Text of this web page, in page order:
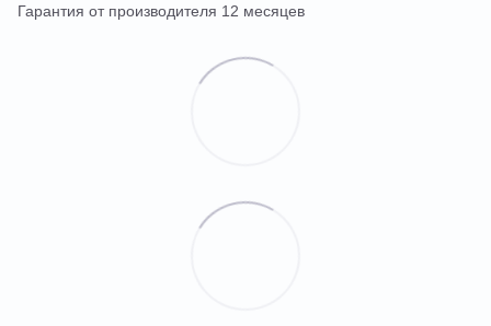
Гарантия от производителя 12 месяцев